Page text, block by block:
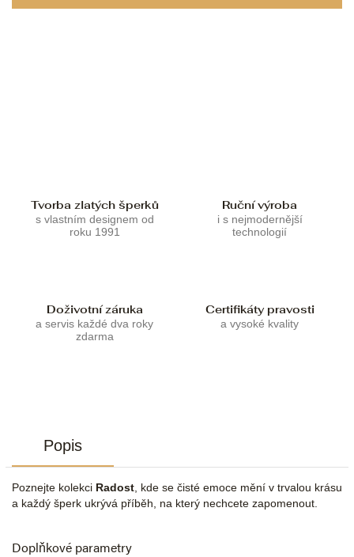
Tvorba zlatých šperků
s vlastním designem od
roku 1991
Ruční výroba
i s nejmodernější
technologií
Doživotní záruka
a servis každé dva roky
zdarma
Certifikáty pravosti
a vysoké kvality
Popis
Poznejte kolekci Radost , kde se čisté emoce mění v trvalou krásu
a každý šperk ukrývá příběh, na který nechcete zapomenout.
Doplňkové parametry